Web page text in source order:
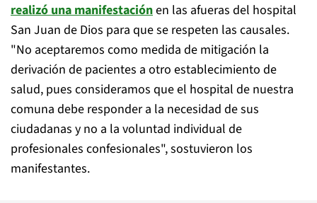
realizó una manifestaciónen las afueras del hospital
San Juan de Dios para que se respeten las causales.
"No aceptaremos como medida de mitigación la
derivación de pacientes a otro establecimiento de
salud, pues consideramos que el hospital de nuestra
comuna debe responder a la necesidad de sus
ciudadanas y no a la voluntad individual de
profesionales confesionales", sostuvieron los
manifestantes.